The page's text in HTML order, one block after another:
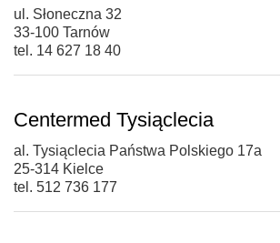
ul. Słoneczna 32
33-100 Tarnów
tel. 14 627 18 40
Centermed Tysiąclecia
al. Tysiąclecia Państwa Polskiego 17a
25-314 Kielce
tel. 512 736 177